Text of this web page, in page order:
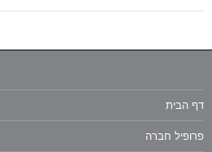
דף הבית
פרופיל חברה